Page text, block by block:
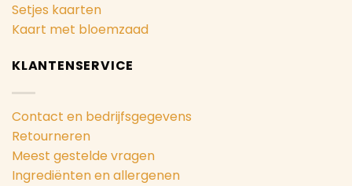
Setjes kaarten
Kaart met bloemzaad
KLANTENSERVICE
Contact en bedrijfsgegevens
Retourneren
Meest gestelde vragen
Ingrediënten en allergenen